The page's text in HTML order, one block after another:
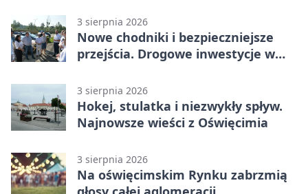
3 sierpnia 2026
Nowe chodniki i bezpieczniejsze
przejścia. Drogowe inwestycje w
3 sierpnia 2026
Hokej, stulatka i niezwykły spływ.
Najnowsze wieści z Oświęcimia
3 sierpnia 2026
Na oświęcimskim Rynku zabrzmią